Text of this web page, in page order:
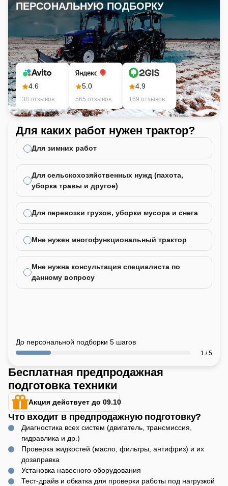
ПЕРСОНАЛЬНУЮ ПОДБОРКУ
4.6
38 отзывов
5.0
565 отзывов
4.9
169 отзывов
Для каких работ нужен трактор?
Для зимних работ
Для сельскохозяйственных нужд (пахота,
уборка травы и другое)
Для перевозки грузов, уборки мусора и снега
Мне нужен многофункциональный трактор
Мне нужна консультация специалиста по
данному вопросу
До персональной подборки 5 шагов
1 / 5
Бесплатная предпродажная
подготовка техники
Акция действует до 09.10
Что входит в предпродажную подготовку?
Диагностика всех систем (двигатель, трансмиссия,
гидравлика и др.)
Проверка жидкостей (масло, фильтры, антифриз) и их
дозаправка
Установка навесного оборудования
Тест-драйв и обкатка для проверки работы под нагрузкой